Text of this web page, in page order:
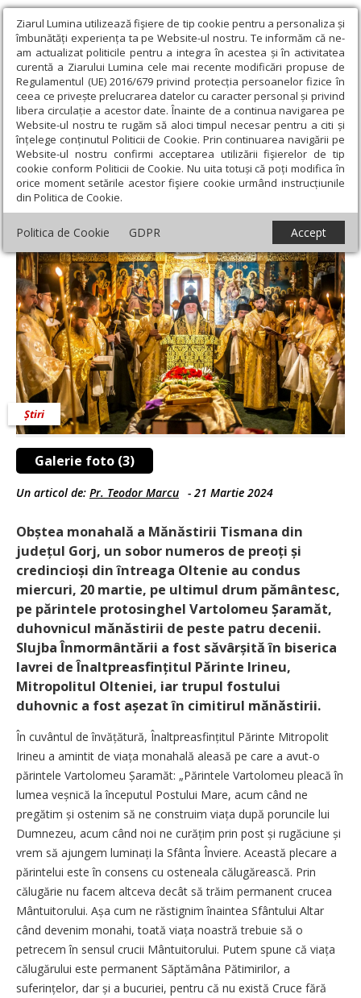
Ziarul Lumina utilizează fişiere de tip cookie pentru a personaliza și
îmbunătăți experiența ta pe Website-ul nostru. Te informăm că ne-
am actualizat politicile pentru a integra în acestea și în activitatea
curentă a Ziarului Lumina cele mai recente modificări propuse de
Regulamentul (UE) 2016/679 privind protecția persoanelor fizice în
ceea ce privește prelucrarea datelor cu caracter personal și privind
libera circulație a acestor date. Înainte de a continua navigarea pe
Website-ul nostru te rugăm să aloci timpul necesar pentru a citi și
înțelege conținutul Politicii de Cookie. Prin continuarea navigării pe
Website-ul nostru confirmi acceptarea utilizării fişierelor de tip
cookie conform Politicii de Cookie. Nu uita totuși că poți modifica în
orice moment setările acestor fişiere cookie urmând instrucțiunile
din Politica de Cookie.
Politica de Cookie GDPR Accept
Ziarul Lumina › Actualitate religioasă › Știri › Prohodirea
duhovnicului Mănăstirii Tismana
Prohodirea duhovnicului Mănăstirii
Tismana
Galerie foto (3)
Știri
Un articol de: Pr. Teodor Marcu - 21 Martie 2024
Obștea monahală a Mănăstirii Tismana din
județul Gorj, un sobor numeros de preoți și
credincioși din întreaga Oltenie au condus
miercuri, 20 martie, pe ultimul drum pământesc,
pe părintele protosinghel Vartolomeu Șara­măt,
duhovnicul mănăstirii de peste patru decenii.
Slujba Înmormântării a fost săvârșită în biserica
lavrei de Înalt­prea­sfințitul Părinte Irineu,
Mitropolitul Olteniei, iar trupul fostului
duhovnic a fost așezat în cimitirul mănăstirii.
În cuvântul de învățătură, Înaltprea­sfin­țitul Părinte Mitropolit
Irineu a amintit de viața monahală aleasă pe care a avut-o
părintele Vartolomeu Șaramăt: „Părintele Vartolomeu pleacă în
lumea veșnică la începutul Postului Mare, acum când ne
pregătim și ostenim să ne construim viața după poruncile lui
Dumnezeu, acum când noi ne curățim prin post și rugăciune și
vrem să ajungem luminați la Sfânta Înviere. Această plecare a
părintelui este în consens cu osteneala călugărească. Prin
călugărie nu facem altceva decât să trăim permanent crucea
Mântuitorului. Așa cum ne răstignim înaintea Sfântului Altar
când devenim monahi, toată viața noastră trebuie să o
petrecem în sensul crucii Mântuitorului. Putem spune că viața
călugărului este permanent Săptămâna Pătimirilor, a
suferințelor, dar și a bucuriei, pentru că nu există Cruce fără